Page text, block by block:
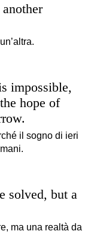
another
impossible,
hope of
il sogno di ieri
solved, but a
ma una realtà da